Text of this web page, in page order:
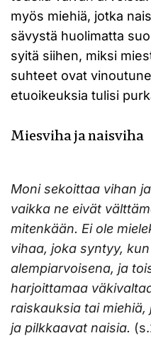
myös miehiä, jotka
sävystä huolimatta
syitä siihen, miksi
suhteet ovat
etuoikeuksia tulisi
Miesviha ja naisviha
Moni sekoittaa vihan
vaikka ne eivät
mitenkään. Ei ole
vihaa, joka syntyy,
alempiarvoisena, ja
harjoittamaa
raiskauksia tai
ja pilkkaavat naisia.